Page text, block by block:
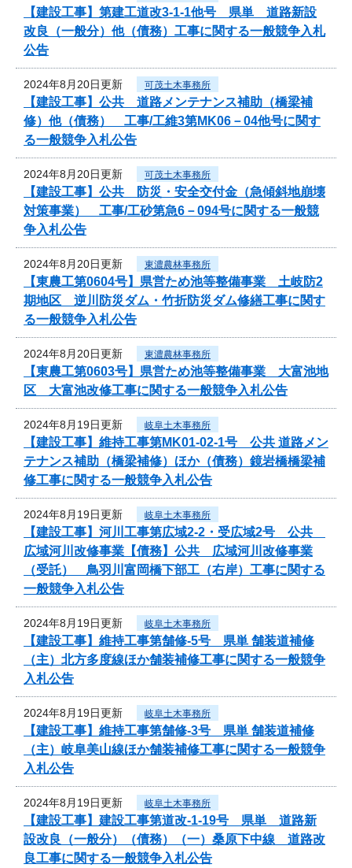
【建設工事】第建工道改3-1-1他号 県単 道路新設
改良（一般分）他（債務）工事に関する一般競争入札
公告
2024年8月20日更新 可茂土木事務所
【建設工事】公共 道路メンテナンス補助（橋梁補
修）他（債務） 工事/工維3第MK06－04他号に関す
る一般競争入札公告
2024年8月20日更新 可茂土木事務所
【建設工事】公共 防災・安全交付金（急傾斜地崩壊
対策事業） 工事/工砂第急6－094号に関する一般競
争入札公告
2024年8月20日更新 東濃農林事務所
【東農工第0604号】県営ため池等整備事業 土岐防2
期地区 逆川防災ダム・竹折防災ダム修繕工事に関す
る一般競争入札公告
2024年8月20日更新 東濃農林事務所
【東農工第0603号】県営ため池等整備事業 大富池地
区 大富池改修工事に関する一般競争入札公告
2024年8月19日更新 岐阜土木事務所
【建設工事】維持工事第MK01-02-1号 公共 道路メン
テナンス補助（橋梁補修）ほか（債務）鏡岩橋橋梁補
修工事に関する一般競争入札公告
2024年8月19日更新 岐阜土木事務所
【建設工事】河川工事第広域2-2・受広域2号 公共
広域河川改修事業【債務】公共 広域河川改修事業
（受託） 鳥羽川富岡橋下部工（右岸）工事に関する
一般競争入札公告
2024年8月19日更新 岐阜土木事務所
【建設工事】維持工事第舗修-5号 県単 舗装道補修
（主）北方多度線ほか舗装補修工事に関する一般競争
入札公告
2024年8月19日更新 岐阜土木事務所
【建設工事】維持工事第舗修-3号 県単 舗装道補修
（主）岐阜美山線ほか舗装補修工事に関する一般競争
入札公告
2024年8月19日更新 岐阜土木事務所
【建設工事】建設工事第道改-1-19号 県単 道路新
設改良（一般分）（債務）（一）桑原下中線 道路改
良工事に関する一般競争入札公告